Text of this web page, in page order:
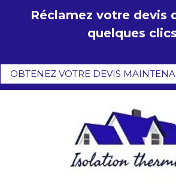
Réclamez votre devis
quelques
OBTENEZ VOTRE DEVIS